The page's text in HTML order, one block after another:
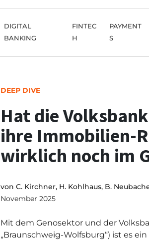
DIGITAL
BANKING
FINTEC
H
PAYMENT
S
DEEP DIVE
Hat die
ihre Immobilien-
wirklich noch im
von C. Kirchner, H. Kohlhaus, B.
November 2025
Mit dem Genosektor und der
„Braunschweig-Wolfsburg“) ist es